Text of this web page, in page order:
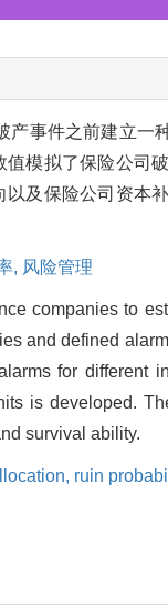
产事件之前建立一
模拟了保险公司
及保险公司资本
, 风险管理
companies to
and defined
for different
is developed.
survival ability.
ruin